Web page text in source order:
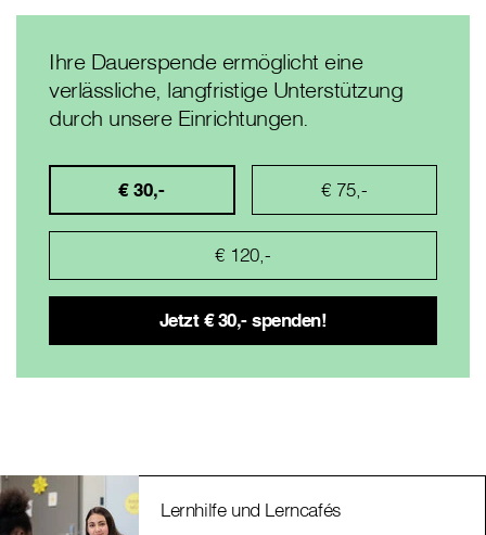
Ihre Dauerspende ermöglicht eine
verlässliche, langfristige Unterstützung
durch unsere Einrichtungen.
€ 30,- € 75,-
€ 120,-
Lernhilfe und Lerncafés